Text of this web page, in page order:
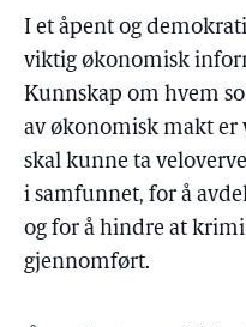
I et åpent og
viktig økonomisk
Kunnskap om hvem
av økonomisk makt
skal kunne ta
i samfunnet, for å
og for å hindre at
gjennomført.